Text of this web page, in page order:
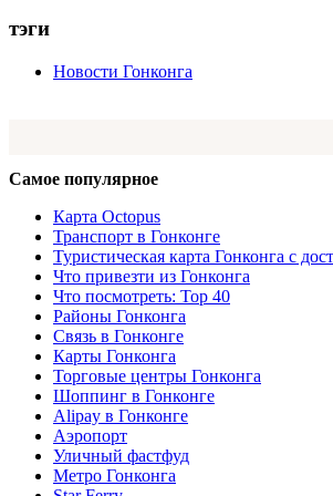
тэги
Новости Гонконга
Самое популярное
Карта Octopus
Транспорт в Гонконге
Туристическая карта Гонконга с
Что привезти из Гонконга
Что посмотреть: Top 40
Районы Гонконга
Связь в Гонконге
Карты Гонконга
Торговые центры Гонконга
Шоппинг в Гонконге
Alipay в Гонконге
Аэропорт
Уличный фастфуд
Метро Гонконга